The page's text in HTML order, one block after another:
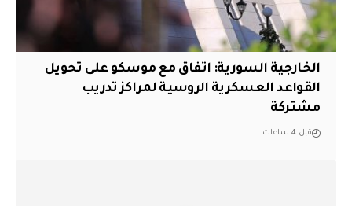
الخارجية السورية: اتفاق مع موسكو على تحويل
القواعد العسكرية الروسية لمراكز تدريب
مشتركة
قبل 4 ساعات